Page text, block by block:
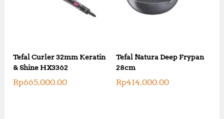
Tefal Curler 32mm Keratin
& Shine HX3362
Rp665,000.00
Tefal Natura Deep Frypan
28cm
Rp414,000.00